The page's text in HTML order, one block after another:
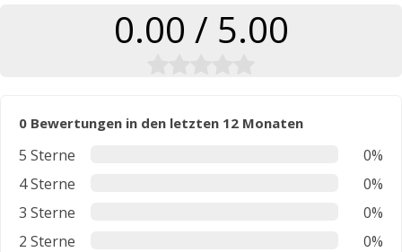
0.00 / 5.00
0 Bewertungen in den letzten 12 Monaten
5 Sterne
0%
4 Sterne
0%
3 Sterne
0%
2 Sterne
0%